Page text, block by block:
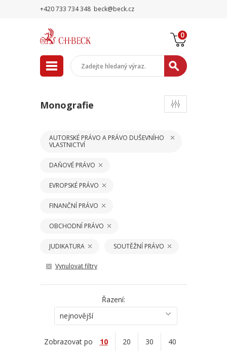
+420 733 734 348 beck@beck.cz
0
Monografie
AUTORSKÉ PRÁVO A PRÁVO DUŠEVNÍHO
VLASTNICTVÍ
DAŇOVÉ PRÁVO
EVROPSKÉ PRÁVO
FINANČNÍ PRÁVO
OBCHODNÍ PRÁVO
JUDIKATURA SOUTĚŽNÍ PRÁVO
Vynulovat filtry
Řazení:
nejnovější
Zobrazovat po 10 20 30 40